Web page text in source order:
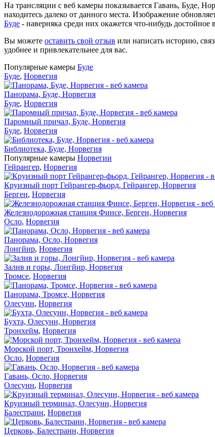
На трансляции с веб камеры показывается Гавань, Буде,
находитесь далеко от данного места. Изображение
Буде - наверняка среди них окажется что-нибудь достойное
Вы можете оставить свой отзыв или написать историю,
удобнее и привлекательнее для вас.
Популярные камеры Буде
Буде, Норвегия
Панорама, Буде, Норвегия
Буде, Норвегия
Паромный причал, Буде, Норвегия
Буде, Норвегия
Библиотека, Буде, Норвегия
Популярные камеры Норвегии
Гейрангер, Норвегия
Круизный порт Гейрангер-фьорд, Гейрангер, Норвегия
Берген, Норвегия
Железнодорожная станция Финсе, Берген, Норвегия
Осло, Норвегия
Панорама, Осло, Норвегия
Лонгйир, Норвегия
Залив и горы, Лонгйир, Норвегия
Тромсе, Норвегия
Панорама, Тромсе, Норвегия
Олесунн, Норвегия
Бухта, Олесунн, Норвегия
Тронхейм, Норвегия
Морской порт, Тронхейм, Норвегия
Осло, Норвегия
Гавань, Осло, Норвегия
Олесунн, Норвегия
Круизный терминал, Олесунн, Норвегия
Балестранн, Норвегия
Церковь, Балестранн, Норвегия